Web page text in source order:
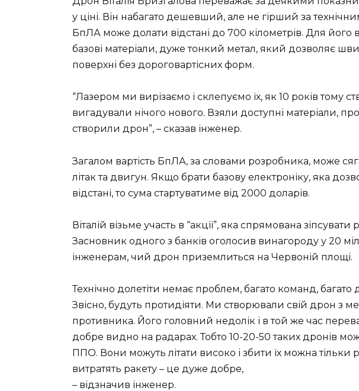
у ціні. Він набагато дешевший, але не гірший за
БпЛА може долати відстані до 700 кілометрів. Для його
базові матеріали, дуже тонкий метал, який дозволяє
поверхні без дороговартісних форм.
“Лазером ми вирізаємо і склепуємо їх, як 10 років тому
вигадували нічого нового. Взяли доступні матеріали,
створили дрон”, – сказав інженер.
Загалом вартість БпЛА, за словами розробника, може
літак та двигун. Якщо брати базову електроніку, яка
відстані, то сума стартуватиме від 2000 доларів.
Віталій візьме участь в “акції”, яка спрямована
Засновник одного з банків оголосив винагороду у 20
інженерам, чий дрон приземлиться на Червоній площі.
Технічно долетіти немає проблем, багато команд,
Звісно, будуть протидіяти. Ми створювали свій дрон з
противника. Його головний недолік і в той же час
добре видно на радарах. Тобто 10-20-50 таких дронів
ППО. Вони можуть літати високо і збити їх можна тільки
витратять ракету – це дуже добре,
– відзначив інженер.